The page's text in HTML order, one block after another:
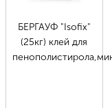
БЕРГАУФ "Isofix"
(25кг) клей для